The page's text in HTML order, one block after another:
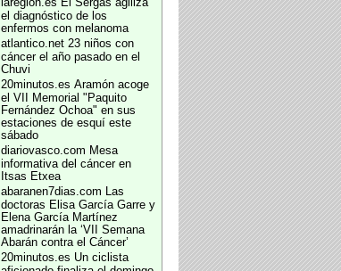
laregion.es El Sergas agiliza
el diagnóstico de los
enfermos con melanoma
atlantico.net 23 niños con
cáncer el año pasado en el
Chuvi
20minutos.es Aramón acoge
el VII Memorial "Paquito
Fernández Ochoa" en sus
estaciones de esquí este
sábado
diariovasco.com Mesa
informativa del cáncer en
Itsas Etxea
abaranen7dias.com Las
doctoras Elisa García Garre y
Elena García Martínez
amadrinarán la ‘VII Semana
Abarán contra el Cáncer’
20minutos.es Un ciclista